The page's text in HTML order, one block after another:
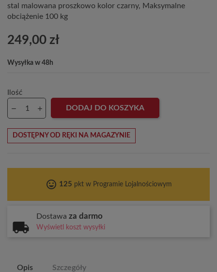
stal malowana proszkowo kolor czarny, Maksymalne
obciążenie 100 kg
249,00 zł
Wysyłka w 48h
Ilość
DODAJ DO KOSZYKA
DOSTĘPNY OD RĘKI NA MAGAZYNIE
tag_faces 125 pkt w Programie Lojalnościowym
Dostawa za darmo
Wyświetl koszt wysyłki
Opis Szczegóły